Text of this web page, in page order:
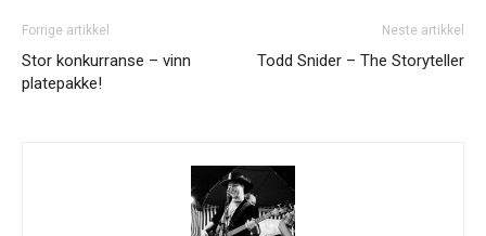
disse stedene, så henvendelser med linker dit som eneste
Gjerne en link til en EPK som beskriver prosjektet ditt.
Minst 1024px bredde er fint.
Det er lov å purre oss opp etter en liten stund.
Erfaringsmessig så er det uhyre vanskelig å få hørt og sjekket
Forrige artikkel
Stor konkurranse – vinn
platepakke!
Neste artikkel
Todd Snider – The Storyteller